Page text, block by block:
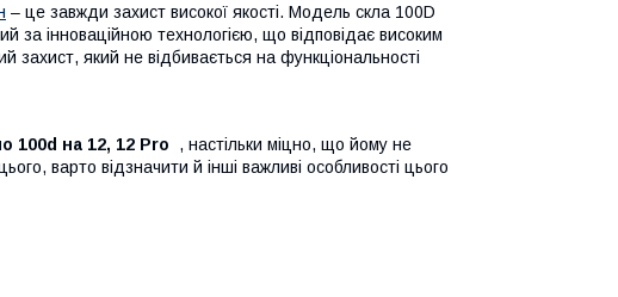
– це завжди захист високої якості. Модель скла 100D
інноваційною технологією, що відповідає високим
який не відбивається на функціональності
100d на 12, 12 Pro , настільки міцно, що йому не
варто відзначити й інші важливі особливості цього